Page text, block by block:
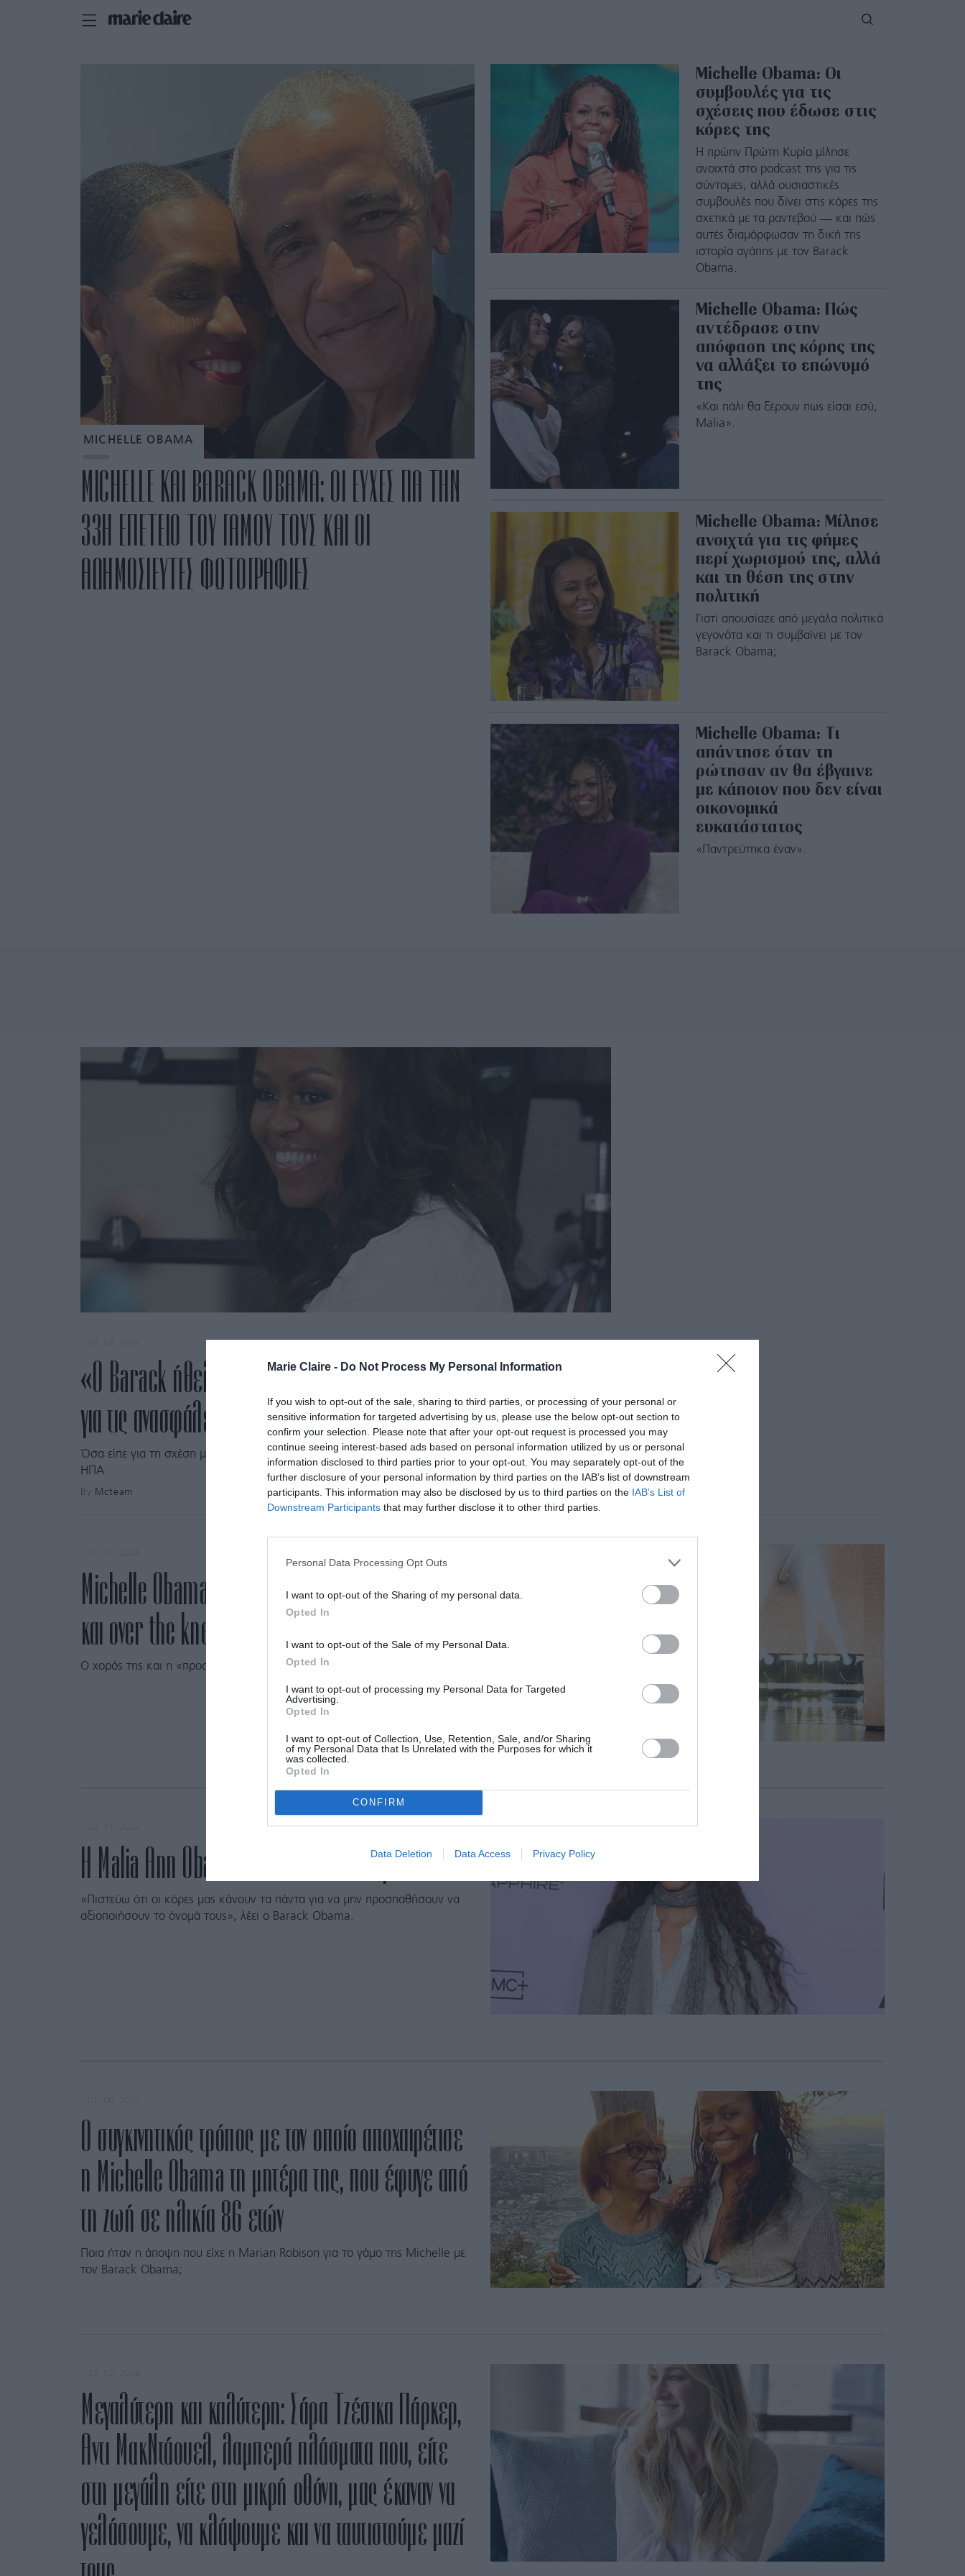
Marie Claire - Do Not Process My Personal Information
If you wish to opt-out of the sale, sharing to third parties, or processing of your personal or
sensitive information for targeted advertising by us, please use the below opt-out section to
confirm your selection. Please note that after your opt-out request is processed you may
continue seeing interest-based ads based on personal information utilized by us or personal
information disclosed to third parties prior to your opt-out. You may separately opt-out of the
further disclosure of your personal information by third parties on the IAB’s list of downstream
participants. This information may also be disclosed by us to third parties on the IAB’s List of
Downstream Participants that may further disclose it to other third parties.
Personal Data Processing Opt Outs
I want to opt-out of the Sharing of my personal data.
Opted In
I want to opt-out of the Sale of my Personal Data.
Opted In
I want to opt-out of processing my Personal Data for Targeted
Advertising.
Opted In
I want to opt-out of Collection, Use, Retention, Sale, and/or Sharing
of my Personal Data that Is Unrelated with the Purposes for which it
was collected.
Opted In
CONFIRM
Data Deletion Data Access Privacy Policy
MICHELLE OBAMA
MICHELLE ΚΑΙ BARACK OBAMA: ΟΙ ΕΥΧΕΣ ΓΙΑ ΤΗΝ
33Η ΕΠΕΤΕΙΟ ΤΟΥ ΓΑΜΟΥ ΤΟΥΣ ΚΑΙ ΟΙ
ΑΔΗΜΟΣΙΕΥΤΕΣ ΦΩΤΟΓΡΑΦΙΕΣ
Michelle Obama: Οι
συμβουλές για τις
σχέσεις που έδωσε στις
κόρες της
Η πρώην Πρώτη Κυρία μίλησε
ανοιχτά στο podcast της για τις
σύντομες, αλλά ουσιαστικές
συμβουλές που δίνει στις κόρες της
σχετικά με τα ραντεβού — και πώς
αυτές διαμόρφωσαν τη δική της
ιστορία αγάπης με τον Barack
Obama.
Michelle Obama: Πώς
αντέδρασε στην
απόφαση της κόρης της
να αλλάξει το επώνυμό
της
«Και πάλι θα ξέρουν πως είσαι εσύ,
Malia».
Michelle Obama: Μίλησε
ανοιχτά για τις φήμες
περί χωρισμού της, αλλά
και τη θέση της στην
πολιτική
Γιατί απουσίαζε από μεγάλα πολιτικά
γεγονότα και τι συμβαίνει με τον
Barack Obama;
Michelle Obama: Τι
απάντησε όταν τη
ρώτησαν αν θα έβγαινε
με κάποιον που δεν είναι
οικονομικά
ευκατάστατος
«Παντρεύτηκα έναν».
«Ο Barack ήθελε τρίτο παιδί, αλλά εγώ όχι»: Η Michelle Obama
για τις ανασφάλειές της ως μητέρα
Όσα είπε για τη σχέση με τις κόρες της και αν θα έβαζε ποτέ υποψηφιότητα για την προεδρία των
ΗΠΑ.
By Mcteam
Michelle Obama: Με ασύμμετρο μαύρο φόρεμα
και over the knee μπότες σε τηλεοπτική εκπομπή
Ο χορός της και η «προσβολή» στον σύζυγό της.
H Malia Ann Obama αλλάζει το επώνυμό της
«Πιστεύω ότι οι κόρες μας κάνουν τα πάντα για να μην προσπαθήσουν να
αξιοποιήσουν το όνομά τους», λέει ο Barack Obama.
Ο συγκινητικός τρόπος με τον οποίο αποχαιρέτισε
η Michelle Obama τη μητέρα της, που έφυγε από
τη ζωή σε ηλικία 86 ετών
Ποια ήταν η άποψη που είχε η Marian Robison για το γάμο της Michelle με
τον Barack Obama;
Μεγαλύτερη και καλύτερη: Σάρα Τζέσικα Πάρκερ,
Αντι ΜακΝτάουελ, λαμπερά πλάσματα που, είτε
στη μεγάλη είτε στη μικρή οθόνη, μας έκαναν να
γελάσουμε, να κλάψουμε και να ταυτιστούμε μαζί